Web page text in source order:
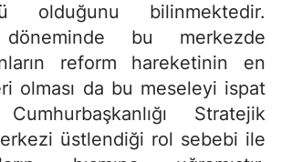
olduğunu bilinmektedir.
döneminde bu merkezde
reform hareketinin en
olması da bu meseleyi ispat
Stratejik
üstlendiği rol sebebi ile